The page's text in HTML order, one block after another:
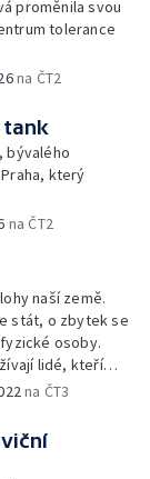
proměnila svou
tolerance
na ČT2
tank
bývalého
který
na ČT2
naší země.
stát, o zbytek se
osoby.
lidé, kteří
na ČT3